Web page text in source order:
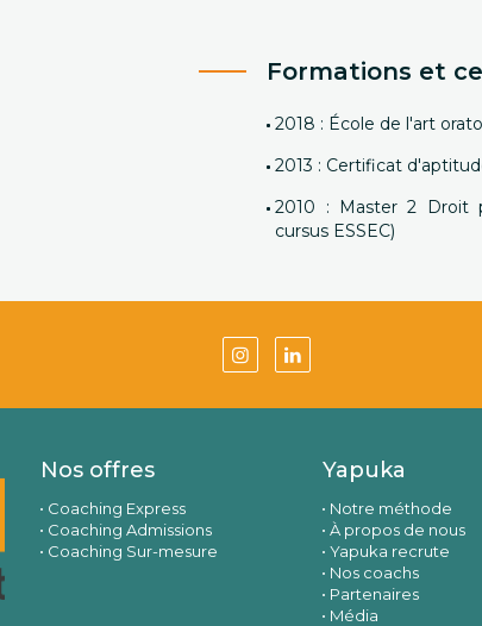
Formations et
2018 : École de l'art
2013 : Certificat
2010 : Master 2 Droit
cursus ESSEC)
Nos offres
Coaching Express
Coaching Admissions
Coaching Sur-mesure
Yapuka
Notre méthode
À propos de nous
Yapuka recrute
Nos coachs
Partenaires
Média